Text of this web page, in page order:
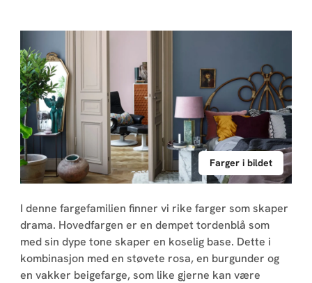
Farger i bildet
I denne fargefamilien finner vi rike farger som skaper
drama. Hovedfargen er en dempet tordenblå som
med sin dype tone skaper en koselig base. Dette i
kombinasjon med en støvete rosa, en burgunder og
en vakker beigefarge, som like gjerne kan være